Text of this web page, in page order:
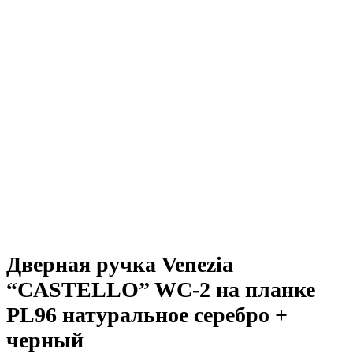
Дверная ручка Venezia
“CASTELLO” WC-2 на планке
PL96 натуральное серебро +
черный